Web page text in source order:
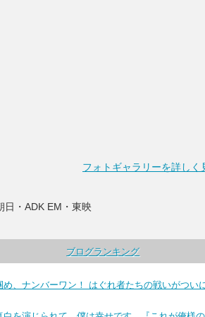
フォトギャラリーを詳し
・ADK EM・東映
ブログランキング
、ナンバーワン！ はぐれ者たちの戦いがつい